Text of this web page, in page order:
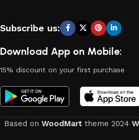
Subscribe us:
Download App on Mobile:
15% discount on your first purchase
Based on WoodMarttheme 2024